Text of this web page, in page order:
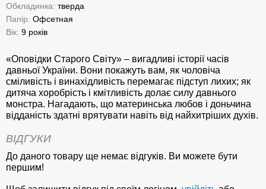
Обкладинка: тверда
Папір: Офсетная
Вік: 9 років
«Оповідки Старого Світу» – вигадливі історії часів
давньої України. Вони покажуть вам, як чоловіча
сміливість і винахідливість перемагає підступ лихих; як
дитяча хоробрість і кмітливість долає силу давнього
монстра. Нагадають, що материнська любов і доньчина
відданість здатні врятувати навіть від найхитріших духів.
ВІДГУКИ
До даного товару ще немає відгуків. Ви можете бути
першим!